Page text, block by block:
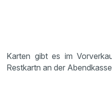
Karten gibt es im
Restkartn an der